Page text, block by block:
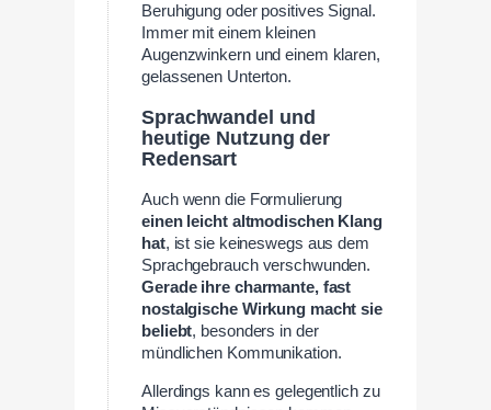
Beruhigung oder positives Signal.
Immer mit einem kleinen
Augenzwinkern und einem klaren,
gelassenen Unterton.
Sprachwandel und
heutige Nutzung der
Redensart
Auch wenn die Formulierung
einen leicht altmodischen Klang
hat, ist sie keineswegs aus dem
Sprachgebrauch verschwunden.
Gerade ihre charmante, fast
nostalgische Wirkung macht sie
beliebt, besonders in der
mündlichen Kommunikation.
Allerdings kann es gelegentlich zu